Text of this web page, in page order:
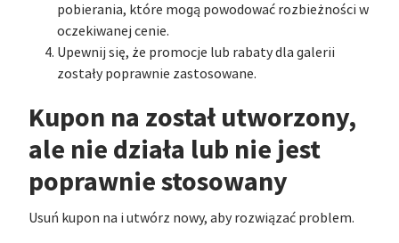
pobierania, które mogą powodować rozbieżności w
oczekiwanej cenie.
Upewnij się, że promocje lub rabaty dla galerii
zostały poprawnie zastosowane.
Kupon na został utworzony,
ale nie działa lub nie jest
poprawnie stosowany
Usuń kupon na i utwórz nowy, aby rozwiązać problem.